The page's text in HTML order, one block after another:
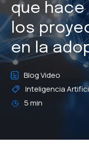
que hace
los
en la
Blog Video
Inteligencia
5 min